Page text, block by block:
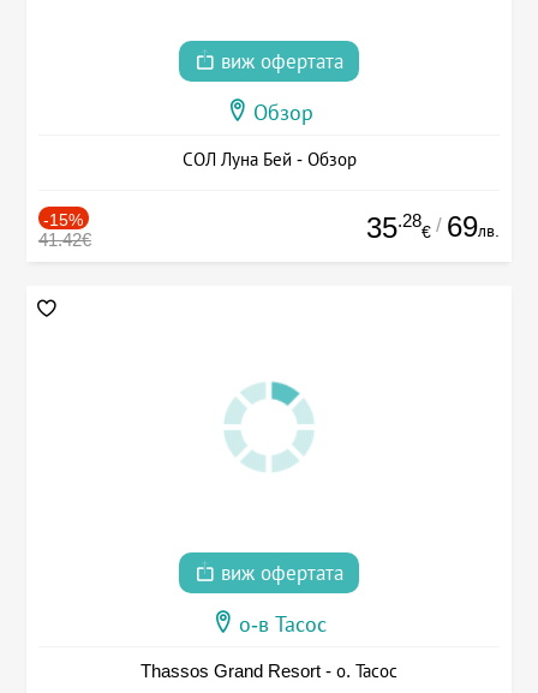
виж офертата
Обзор
СОЛ Луна Бей - Обзор
-15%
41.42€ 35.28
€ / 69лв.
виж офертата
о-в Тасос
Thassos Grand Resort - о. Тасос